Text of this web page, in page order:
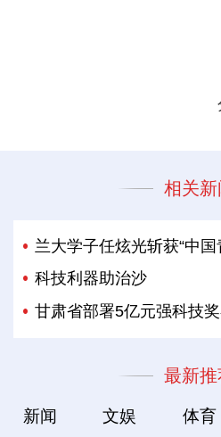
相关新
兰大学子任炫光斩获“中
科技利器助治沙
甘肃省部署5亿元强科技
最新推
新闻 文娱 体育